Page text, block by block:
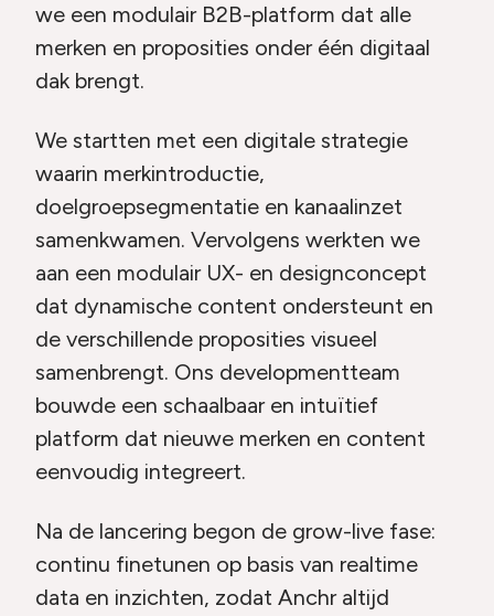
we een modulair B2B-platform dat alle
merken en proposities onder één digitaal
dak brengt.
We startten met een digitale strategie
waarin merkintroductie,
doelgroepsegmentatie en kanaalinzet
samenkwamen. Vervolgens werkten we
aan een modulair UX- en designconcept
dat dynamische content ondersteunt en
de verschillende proposities visueel
samenbrengt. Ons developmentteam
bouwde een schaalbaar en intuïtief
platform dat nieuwe merken en content
eenvoudig integreert.
Na de lancering begon de grow-live fase:
continu finetunen op basis van realtime
data en inzichten, zodat Anchr altijd